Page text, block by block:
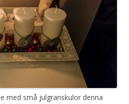
med små julgranskulor denna